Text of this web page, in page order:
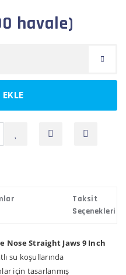
havale)
Taksit
Seçenekleri
Nose Straight Jaws 9 Inch
su koşullarında
için tasarlanmış